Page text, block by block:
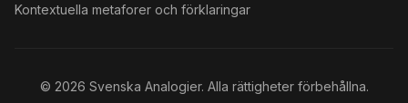
Kontextuella metaforer och förklaringar
© 2026 Svenska Analogier. Alla rättigheter förbehållna.